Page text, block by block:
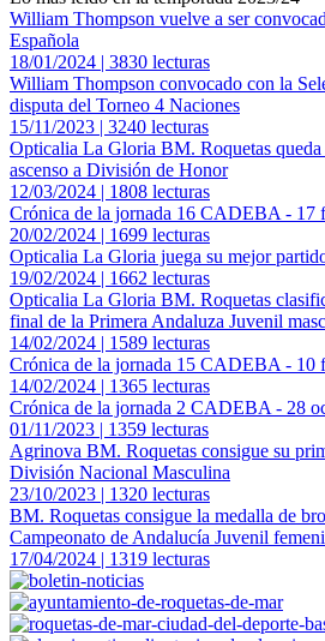
William Thompson vuelve a ser
Española
18/01/2024 | 3830 lecturas
William Thompson convocado con la
disputa del Torneo 4 Naciones
15/11/2023 | 3240 lecturas
Opticalia La Gloria BM. Roquetas queda
ascenso a División de Honor
12/03/2024 | 1808 lecturas
Crónica de la jornada 16 CADEBA - 17
20/02/2024 | 1699 lecturas
Opticalia La Gloria juega su mejor
19/02/2024 | 1662 lecturas
Opticalia La Gloria BM. Roquetas
final de la Primera Andaluza Juvenil
14/02/2024 | 1589 lecturas
Crónica de la jornada 15 CADEBA - 10
14/02/2024 | 1365 lecturas
Crónica de la jornada 2 CADEBA - 28
01/11/2023 | 1359 lecturas
Agrinova BM. Roquetas consigue su
División Nacional Masculina
23/10/2023 | 1320 lecturas
BM. Roquetas consigue la medalla de
Campeonato de Andalucía Juvenil
17/04/2024 | 1319 lecturas